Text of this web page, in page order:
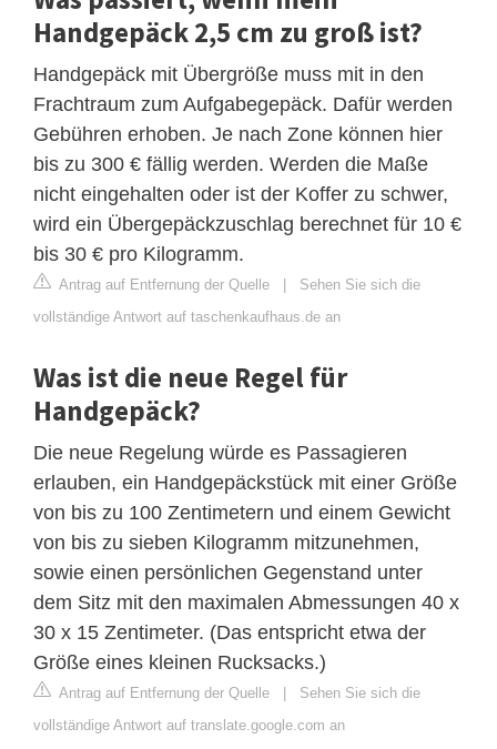
Handgepäck 2,5 cm zu groß ist?
Handgepäck mit Übergröße muss mit in den
Frachtraum zum Aufgabegepäck. Dafür werden
Gebühren erhoben. Je nach Zone können hier
bis zu 300 € fällig werden. Werden die Maße
nicht eingehalten oder ist der Koffer zu schwer,
wird ein Übergepäckzuschlag berechnet für 10 €
bis 30 € pro Kilogramm.
Antrag auf Entfernung der Quelle | Sehen Sie sich die
vollständige Antwort auf taschenkaufhaus.de an
Was ist die neue Regel für
Handgepäck?
Die neue Regelung würde es Passagieren
erlauben, ein Handgepäckstück mit einer Größe
von bis zu 100 Zentimetern und einem Gewicht
von bis zu sieben Kilogramm mitzunehmen,
sowie einen persönlichen Gegenstand unter
dem Sitz mit den maximalen Abmessungen 40 x
30 x 15 Zentimeter. (Das entspricht etwa der
Größe eines kleinen Rucksacks.)
Antrag auf Entfernung der Quelle | Sehen Sie sich die
vollständige Antwort auf translate.google.com an